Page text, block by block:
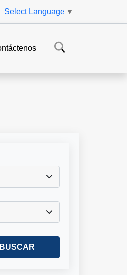
Select Language ▼
BUSCAR